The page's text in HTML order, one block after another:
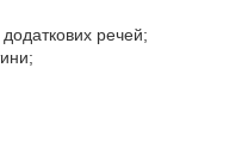
речей;